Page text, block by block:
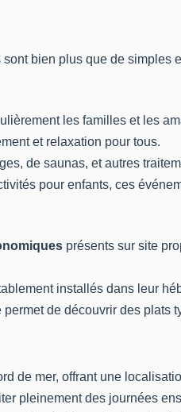
bien plus que de simples
les familles et les
et relaxation pour tous.
de saunas, et autres
pour enfants, ces
présents sur site
installés dans leur
de découvrir des plats
de mer, offrant une
pleinement des journées